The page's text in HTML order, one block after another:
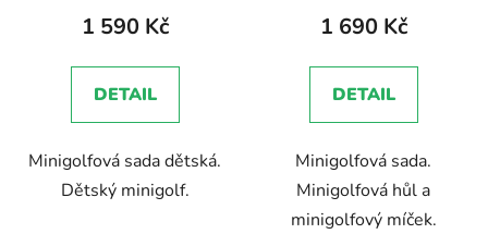
1 590 Kč
DETAIL
Minigolfová sada dětská.
Dětský minigolf.
produktu
5,0
z
hvězdiček.
1 690 Kč
DETAIL
Minigolfová sada.
Minigolfová hůl a
minigolfový míček.